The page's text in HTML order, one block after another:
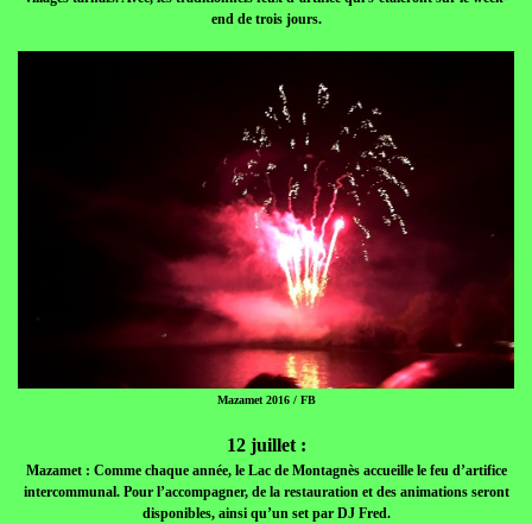
end de trois jours.
Mazamet 2016 / FB
12 juillet :
Mazamet : Comme chaque année, le Lac de Montagnès accueille le feu d’artifice
intercommunal. Pour l’accompagner, de la restauration et des animations seront
disponibles, ainsi qu’un set par DJ Fred.